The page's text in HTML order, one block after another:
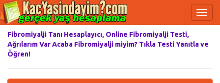
Fibromiyalji Tanı Hesaplayıcı, Online Fibromiyalji Testi,
Ağrılarım Var Acaba Fibromiyalji miyim? Tıkla Testi Yanıtla ve
Öğren!